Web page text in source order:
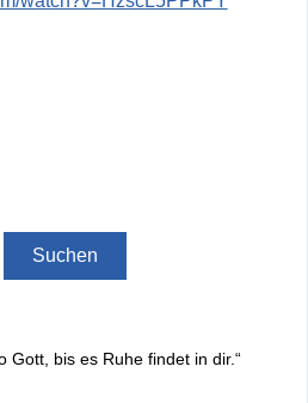
Suchen
Gott, bis es Ruhe findet in dir.“